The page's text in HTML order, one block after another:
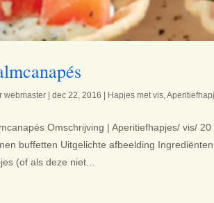
webmaster| dec 22, 2016 Hapjes met vis,
Omschrijving | Aperitiefhapjes/ vis/
buffetten Uitgelichte afbeelding
(of als deze niet...